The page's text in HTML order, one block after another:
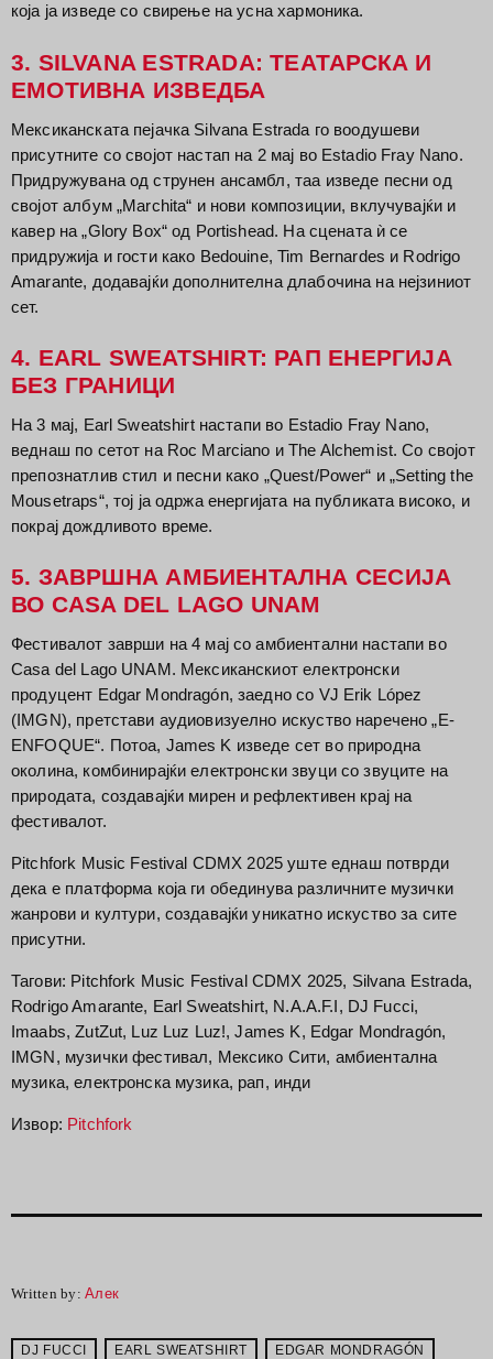
која ја изведе со свирење на усна хармоника.
3. SILVANA ESTRADA: ТЕАТАРСКА И
ЕМОТИВНА ИЗВЕДБА
Мексиканската пејачка Silvana Estrada го воодушеви
присутните со својот настап на 2 мај во Estadio Fray Nano.
Придружувана од струнен ансамбл, таа изведе песни од
својот албум „Marchita“ и нови композиции, вклучувајќи и
кавер на „Glory Box“ од Portishead. На сцената ѝ се
придружија и гости како Bedouine, Tim Bernardes и Rodrigo
Amarante, додавајќи дополнителна длабочина на нејзиниот
сет.
4. EARL SWEATSHIRT: РАП ЕНЕРГИЈА
БЕЗ ГРАНИЦИ
На 3 мај, Earl Sweatshirt настапи во Estadio Fray Nano,
веднаш по сетот на Roc Marciano и The Alchemist. Со својот
препознатлив стил и песни како „Quest/Power“ и „Setting the
Mousetraps“, тој ја одржа енергијата на публиката високо, и
покрај дождливото време.
5. ЗАВРШНА АМБИЕНТАЛНА СЕСИЈА
ВО CASA DEL LAGO UNAM
Фестивалот заврши на 4 мај со амбиентални настапи во
Casa del Lago UNAM. Мексиканскиот електронски
продуцент Edgar Mondragón, заедно со VJ Erik López
(IMGN), претстави аудиовизуелно искуство наречено „E-
ENFOQUE“. Потоа, James K изведе сет во природна
околина, комбинирајќи електронски звуци со звуците на
природата, создавајќи мирен и рефлективен крај на
фестивалот.
Pitchfork Music Festival CDMX 2025 уште еднаш потврди
дека е платформа која ги обединува различните музички
жанрови и култури, создавајќи уникатно искуство за сите
присутни.
Тагови: Pitchfork Music Festival CDMX 2025, Silvana Estrada,
Rodrigo Amarante, Earl Sweatshirt, N.A.A.F.I, DJ Fucci,
Imaabs, ZutZut, Luz Luz Luz!, James K, Edgar Mondragón,
IMGN, музички фестивал, Мексико Сити, амбиентална
музика, електронска музика, рап, инди
Извор: Pitchfork
Written by:Алек
DJ FUCCI EARL SWEATSHIRT EDGAR MONDRAGÓN